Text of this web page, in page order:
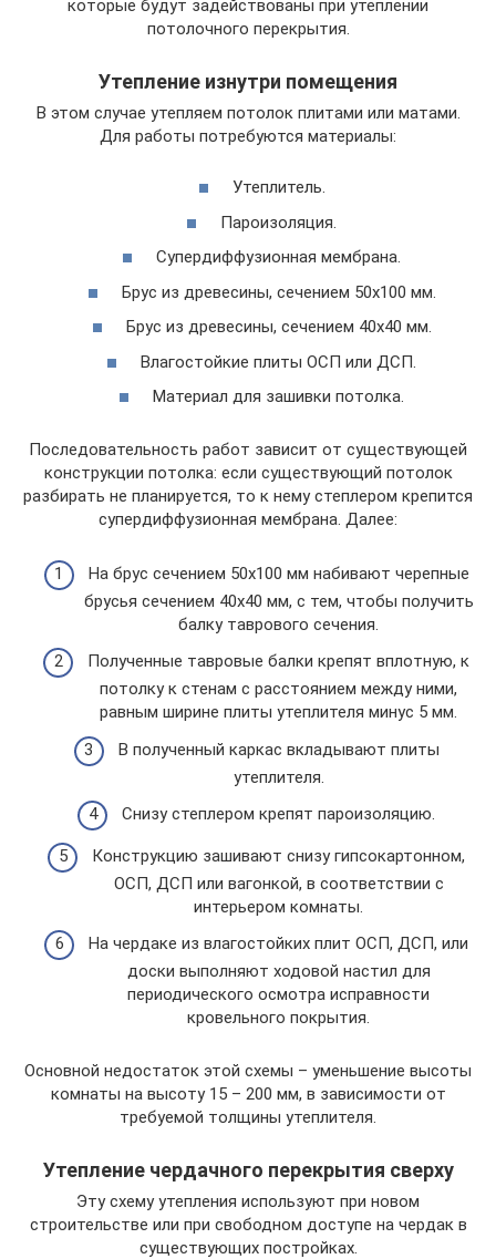
которые будут задействованы при утеплении
потолочного перекрытия.
Утепление изнутри помещения
В этом случае утепляем потолок плитами или матами.
Для работы потребуются материалы:
Утеплитель.
Пароизоляция.
Супердиффузионная мембрана.
Брус из древесины, сечением 50х100 мм.
Брус из древесины, сечением 40х40 мм.
Влагостойкие плиты ОСП или ДСП.
Материал для зашивки потолка.
Последовательность работ зависит от существующей
конструкции потолка: если существующий потолок
разбирать не планируется, то к нему степлером крепится
супердиффузионная мембрана. Далее:
На брус сечением 50х100 мм набивают черепные
брусья сечением 40х40 мм, с тем, чтобы получить
балку таврового сечения.
Полученные тавровые балки крепят вплотную, к
потолку к стенам с расстоянием между ними,
равным ширине плиты утеплителя минус 5 мм.
В полученный каркас вкладывают плиты
утеплителя.
Снизу степлером крепят пароизоляцию.
Конструкцию зашивают снизу гипсокартонном,
ОСП, ДСП или вагонкой, в соответствии с
интерьером комнаты.
На чердаке из влагостойких плит ОСП, ДСП, или
доски выполняют ходовой настил для
периодического осмотра исправности
кровельного покрытия.
Основной недостаток этой схемы – уменьшение высоты
комнаты на высоту 15 – 200 мм, в зависимости от
требуемой толщины утеплителя.
Утепление чердачного перекрытия сверху
Эту схему утепления используют при новом
строительстве или при свободном доступе на чердак в
существующих постройках.